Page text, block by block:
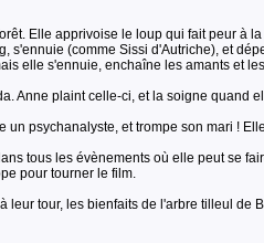
Elle apprivoise le loup qui fait peur
s'ennuie (comme Sissi d'Autriche), et
elle s'ennuie, enchaîne les amants et
Anne plaint celle-ci, et la soigne quand
un psychanalyste, et trompe son mari !
tous les évènements où elle peut se
pour tourner le film.
leur tour, les bienfaits de l'arbre tilleul